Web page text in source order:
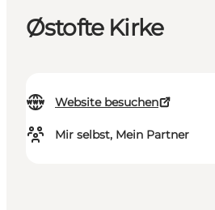
Østofte Kirke
Website besuchen
Mir selbst, Mein Partner